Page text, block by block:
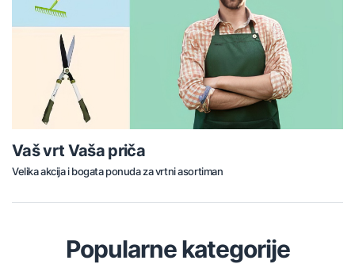
Vaš vrt Vaša priča
Velika akcija i bogata ponuda za vrtni asortiman
Popularne kategorije